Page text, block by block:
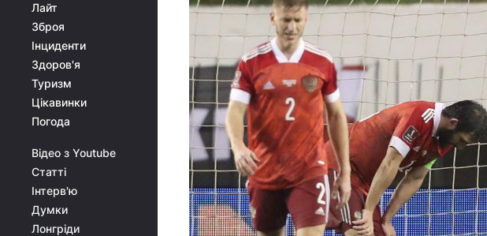
Лайт
Зброя
Інциденти
Здоров'я
Туризм
Цікавинки
Погода
Відео з Youtube
Статті
Інтерв'ю
Думки
Лонгріди